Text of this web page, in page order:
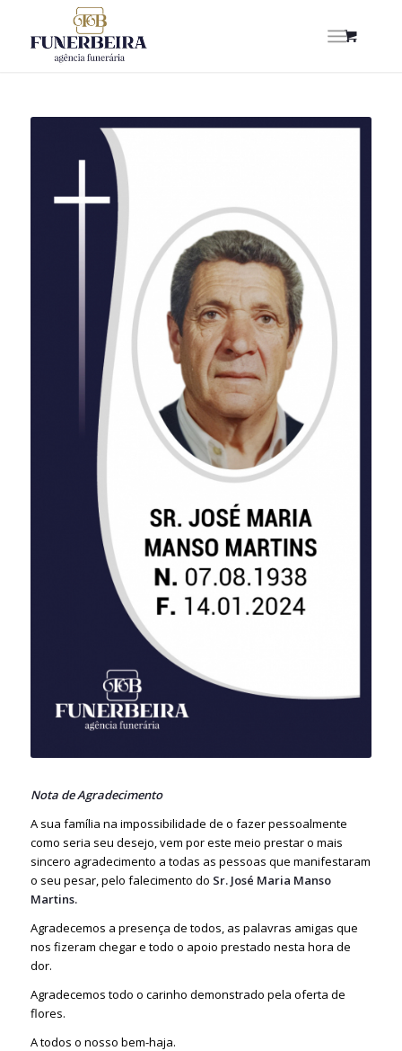
Nota de Agradecimento
A sua família na impossibilidade de o fazer pessoalmente
como seria seu desejo, vem por este meio prestar o mais
sincero agradecimento a todas as pessoas que manifestaram
o seu pesar, pelo falecimento do Sr. José Maria Manso
Martins.
Agradecemos a presença de todos, as palavras amigas que
nos fizeram chegar e todo o apoio prestado nesta hora de
dor.
Agradecemos todo o carinho demonstrado pela oferta de
flores.
A todos o nosso bem-haja.